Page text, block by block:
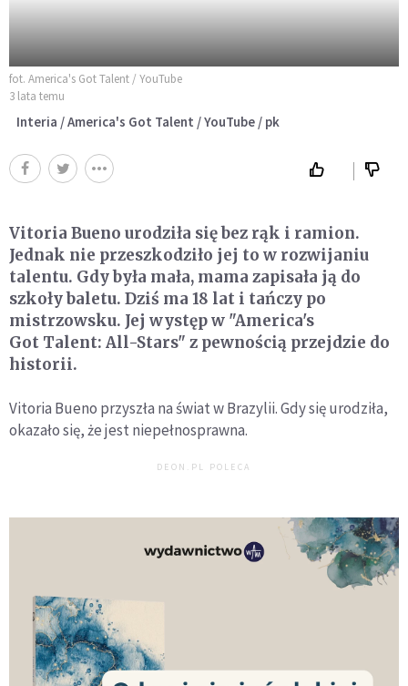
fot. America's Got Talent / YouTube
3 lata temu
Interia / America's Got Talent / YouTube / pk
Vitoria Bueno urodziła się bez rąk i ramion.
Jednak nie przeszkodziło jej to w rozwijaniu
talentu. Gdy była mała, mama zapisała ją do
szkoły baletu. Dziś ma 18 lat i tańczy po
mistrzowsku. Jej występ w "America's
Got Talent: All-Stars" z pewnością przejdzie do
historii.
Vitoria Bueno przyszła na świat w Brazylii. Gdy się urodziła,
okazało się, że jest niepełnosprawna.
DEON.PL POLECA